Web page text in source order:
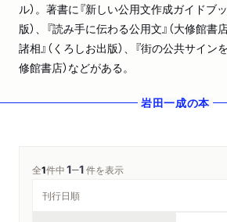
ル）。著書に『新しい公用文作成ガイドブッ
版）、『読み手に伝わる公用文』（大修館書
諸相』（くろしお出版）、『街の公共サイン
修館書店）などがある。
岩田一成の本
全1件中1─1件を表示